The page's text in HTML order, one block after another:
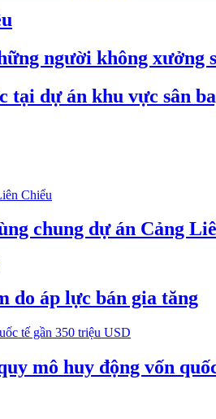
người không xưởng
dự án khu vực sân
chung dự án Cảng
do áp lực bán gia tăng
mô huy động vốn